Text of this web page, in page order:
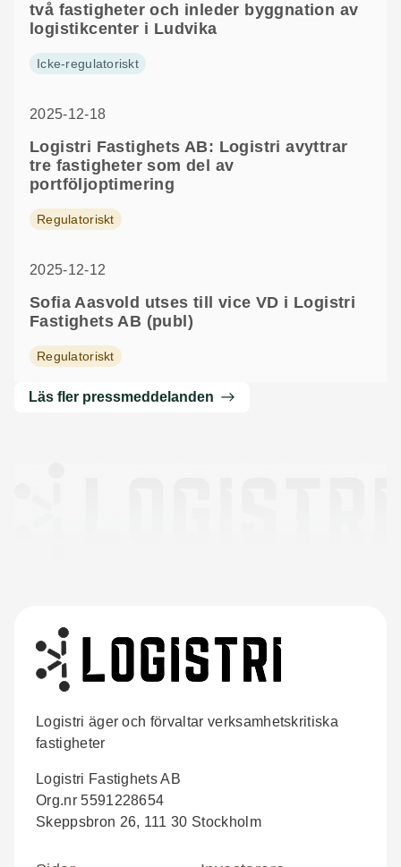
två fastigheter och inleder byggnation av
logistikcenter i Ludvika
Icke-regulatoriskt
2025-12-18
Logistri Fastighets AB: Logistri avyttrar
tre fastigheter som del av
portföljoptimering
Regulatoriskt
2025-12-12
Sofia Aasvold utses till vice VD i Logistri
Fastighets AB (publ)
Regulatoriskt
Läs fler pressmeddelanden
Logistri äger och förvaltar verksamhetskritiska
fastigheter
Logistri Fastighets AB
Org.nr 5591228654
Skeppsbron 26, 111 30 Stockholm